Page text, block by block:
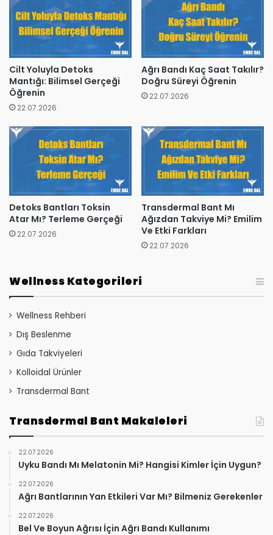
Cilt Yoluyla Detoks
Mantığı: Bilimsel Gerçeği
Öğrenin
22.07.2026
Ağrı Bandı Kaç Saat Takılır?
Doğru Süreyi Öğrenin
22.07.2026
Detoks Bantları Toksin
Atar Mı? Terleme Gerçeği
22.07.2026
Transdermal Bant Mı
Ağızdan Takviye Mi? Emilim
Ve Etki Farkları
22.07.2026
Wellness Kategorileri
Wellness Rehberi
Dış Beslenme
Gıda Takviyeleri
Kolloidal Ürünler
Transdermal Bant
Transdermal Bant Makaleleri
22.07.2026
Uyku Bandı Mı Melatonin Mi? Hangisi Kimler İçin Uygun?
22.07.2026
Ağrı Bantlarının Yan Etkileri Var Mı? Bilmeniz Gerekenler
22.07.2026
Bel Ve Boyun Ağrısı İçin Ağrı Bandı Kullanımı